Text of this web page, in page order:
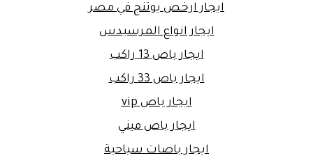
ايجار ارخص يوتنج في مصر
ايجار انواع المرسيدس
ايجار باص 13 راكب
ايجار باص 33 راكب
ايجار باص vip
ايجار باص ميني
ايجار باصات سياحية